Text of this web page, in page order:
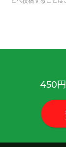
非常感谢您
我很惊讶，
是平时用那
都的年轻人
视上介绍，
谢老师。(
450